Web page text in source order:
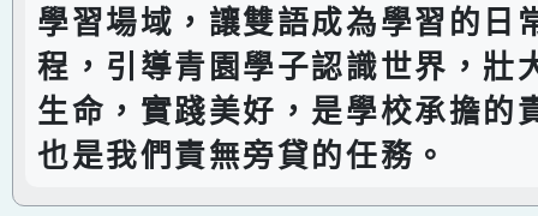
學習場域，讓雙語成為學習的日
程，引導青園學子認識世界，壯
生命，實踐美好，是學校承擔的
也是我們責無旁貸的任務。